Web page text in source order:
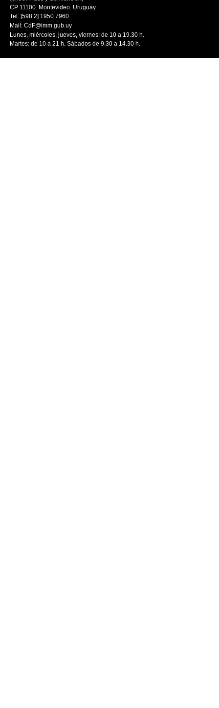
CP 11100. Montevideo. Uruguay
Tel: [598 2] 1950 7960
Mail: CdF@imm.gub.uy
Lunes, miércoles, jueves, viernes: de 10 a 19.30 h.
Martes: de 10 a 21 h. Sábados de 9.30 a 14.30 h.